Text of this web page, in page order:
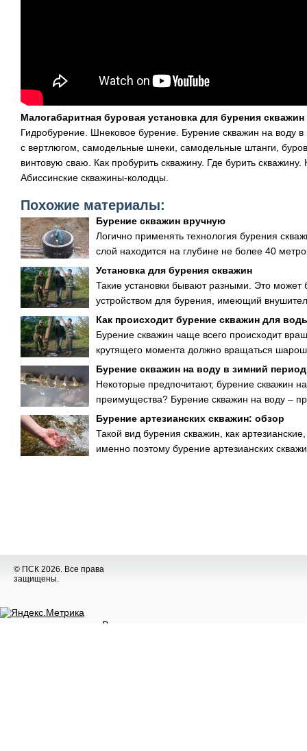
Малогабаритная буровая установка для бурения
Гидробурение. Шнековое бурение. Бурение скважин на воду
с вертлюгом, самодельные шнеки, самодельные штанги,
винтовую сваю. Как пробурить скважину. Где бурить
Абиссинские скважины-колодцы.
Похожие материалы:
Бурение скважин вручную
Логично применять технология бурения
слой находится на глубине не более 40
Установка для бурения скважин
Такие установки бывают разными. Это
устройством для бурения, имеющий
Как происходит бурение скважин для
Бурение скважин чаще всего происходит
крутящего момента должно вращаться
Бурение скважин на воду в зимний
Некоторые предпочитают, бурение скважин
преимущества? Бурение скважин на воду –
Бурение артезианских скважин: обзор
Такой вид бурения скважин, как
именно поэтому бурение артезианских
© ПСК 2026. Все права
защищены.
Разное